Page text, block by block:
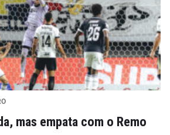
mas empata com o Remo